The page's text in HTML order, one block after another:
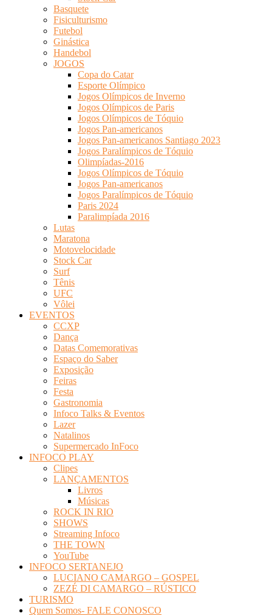
Basquete
Fisiculturismo
Futebol
Ginástica
Handebol
JOGOS
Copa do Catar
Esporte Olímpico
Jogos Olímpicos de Inverno
Jogos Olímpicos de Paris
Jogos Olímpicos de Tóquio
Jogos Pan-americanos
Jogos Pan-americanos Santiago 2023
Jogos Paralímpicos de Tóquio
Olimpíadas-2016
Jogos Olímpicos de Tóquio
Jogos Pan-americanos
Jogos Paralímpicos de Tóquio
Paris 2024
Paralimpíada 2016
Lutas
Maratona
Motovelocidade
Stock Car
Surf
Tênis
UFC
Vôlei
EVENTOS
CCXP
Dança
Datas Comemorativas
Espaço do Saber
Exposição
Feiras
Festa
Gastronomia
Infoco Talks & Eventos
Lazer
Natalinos
Supermercado InFoco
INFOCO PLAY
Clipes
LANÇAMENTOS
Livros
Músicas
ROCK IN RIO
SHOWS
Streaming Infoco
THE TOWN
YouTube
INFOCO SERTANEJO
LUCIANO CAMARGO – GOSPEL
ZEZÉ DI CAMARGO – RÚSTICO
TURISMO
Quem Somos- FALE CONOSCO